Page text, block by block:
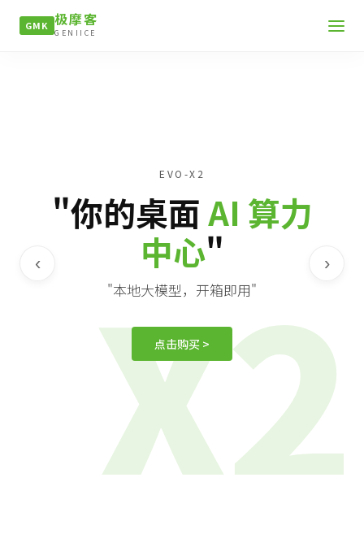
GMK 极摩客
GENIICE
X2
EVO-X2
"你的桌面AI 算力
中心"
"本地大模型，开箱即用"
点击购买 >
‹ ›